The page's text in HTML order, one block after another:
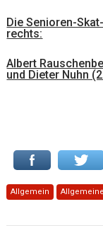
Die Senioren-
rechts:
Albert
und Dieter Nuhn
Allgemein